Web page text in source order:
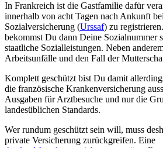
In Frankreich ist die Gastfamilie dafür
innerhalb von acht Tagen nach Ankunft
Sozialversicherung (Urssaf) zu
bekommst Du dann Deine Sozialnummer
staatliche Sozialleistungen. Neben
Arbeitsunfälle und den Fall der
Komplett geschützt bist Du damit
die französische Krankenversicherung
Ausgaben für Arztbesuche und nur die
landesüblichen Standards.
Wer rundum geschützt sein will, muss
private Versicherung zurückgreifen. Eine